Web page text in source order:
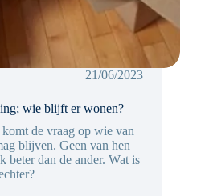
21/06/2023
wie blijft er wonen?
de vraag op wie van
blijven. Geen van hen
beter dan de ander. Wat is